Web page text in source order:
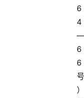
6
4
—
6
6
号
）